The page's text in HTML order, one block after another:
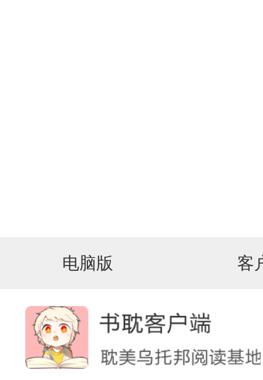
电脑版 客